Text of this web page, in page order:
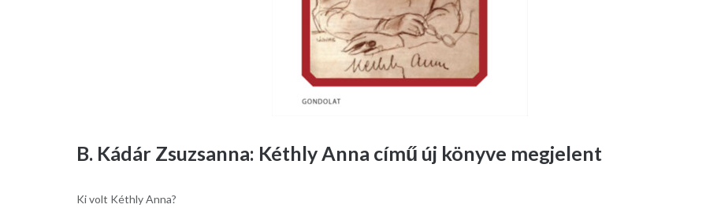
B. Kádár Zsuzsanna: Kéthly Anna című új könyve megjelent
Ki volt Kéthly Anna?